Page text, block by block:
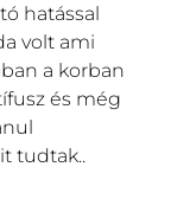
hatással
volt ami
a korban
és még
tudtak..